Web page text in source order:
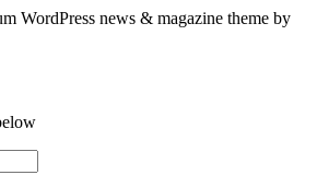
WordPress news & magazine theme by